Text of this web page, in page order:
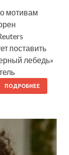
мотивам
поставить
лебедь»
ПОДРОБНЕЕ